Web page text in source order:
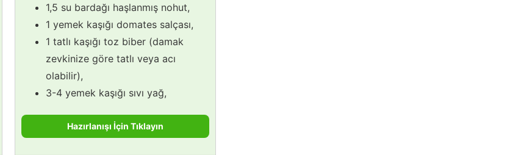
1,5 su bardağı haşlanmış nohut,
1 yemek kaşığı domates salçası,
1 tatlı kaşığı toz biber (damak
zevkinize göre tatlı veya acı
olabilir),
3-4 yemek kaşığı sıvı yağ,
Hazırlanışı İçin Tıklayın